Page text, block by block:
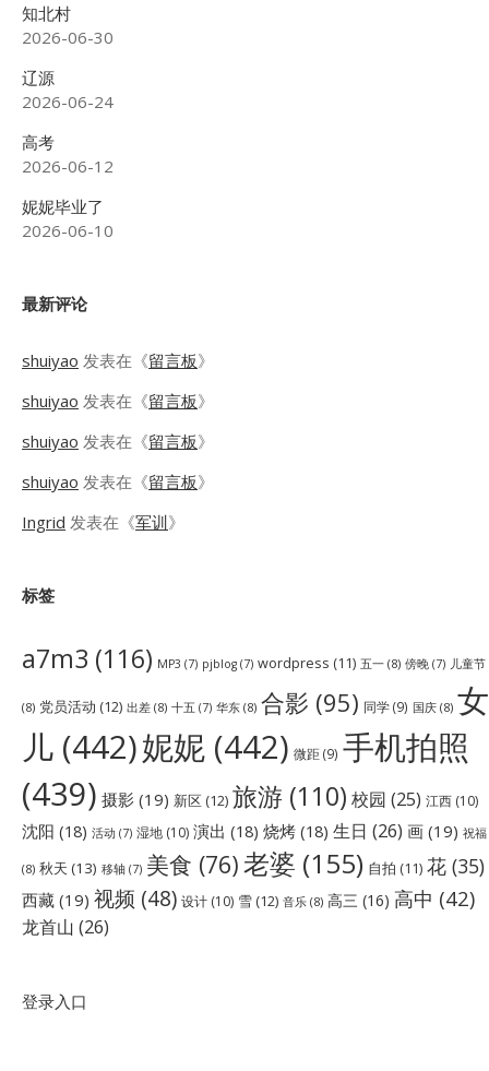
知北村
2026-06-30
辽源
2026-06-24
高考
2026-06-12
妮妮毕业了
2026-06-10
最新评论
shuiyao 发表在《留言板》
shuiyao 发表在《留言板》
shuiyao 发表在《留言板》
shuiyao 发表在《留言板》
Ingrid 发表在《军训》
标签
a7m3 (116) MP3 (7) pjblog (7) wordpress (11) 五一 (8) 傍晚 (7) 儿童节
(8) 党员活动 (12) 出差 (8) 十五 (7) 华东 (8) 合影 (95) 同学(9) 国庆 (8) 女
儿 (442)妮妮 (442) 微距(9) 手机拍照
(439) 摄影 (19) 新区 (12) 旅游 (110) 校园 (25) 江西 (10)
沈阳 (18) 活动 (7) 湿地 (10) 演出 (18) 烧烤 (18) 生日 (26) 画 (19) 祝福
(8) 秋天 (13) 移轴 (7) 美食 (76)老婆 (155) 自拍 (11) 花 (35)
西藏 (19) 视频 (48) 设计 (10) 雪 (12) 音乐 (8) 高三 (16) 高中 (42)
龙首山 (26)
登录入口